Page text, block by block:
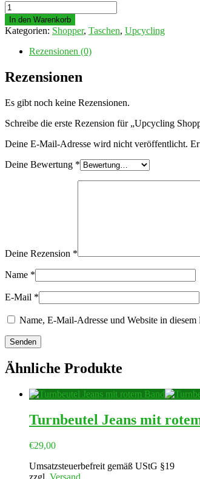
Upcycling
Shopper
ocker
Menge
In den Warenkorb
Kategorien: Shopper, Taschen, Upcycling
Rezensionen (0)
Rezensionen
Es gibt noch keine Rezensionen.
Schreibe die erste Rezension für „Upcycling
Deine E-Mail-Adresse wird nicht veröffentlicht.
Deine Bewertung *
Deine Rezension *
Name *
E-Mail *
Name, E-Mail-Adresse und Website in
Ähnliche Produkte
Turnbeutel Jeans mit
€29,00
Umsatzsteuerbefreit gemäß UStG §19
zzgl. Versand